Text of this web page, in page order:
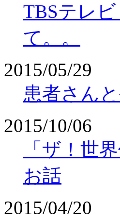
TBSテレ
て。。
2015/05/29
患者さん
2015/10/06
「ザ！世
お話
2015/04/20